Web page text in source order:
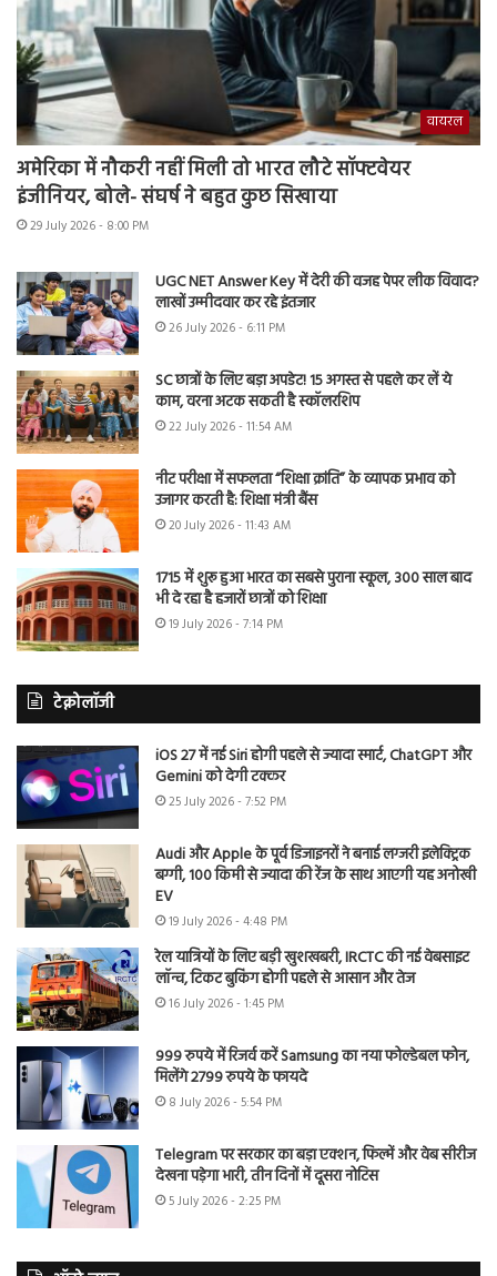
वायरल
अमेरिका में नौकरी नहीं मिली तो भारत लौटे सॉफ्टवेयर
इंजीनियर, बोले- संघर्ष ने बहुत कुछ सिखाया
29 July 2026 - 8:00 PM
UGC NET Answer Key में देरी की वजह पेपर लीक विवाद?
लाखों उम्मीदवार कर रहे इंतजार
26 July 2026 - 6:11 PM
SC छात्रों के लिए बड़ा अपडेट! 15 अगस्त से पहले कर लें ये
काम, वरना अटक सकती है स्कॉलरशिप
22 July 2026 - 11:54 AM
नीट परीक्षा में सफलता “शिक्षा क्रांति” के व्यापक प्रभाव को
उजागर करती है: शिक्षा मंत्री बैंस
20 July 2026 - 11:43 AM
1715 में शुरू हुआ भारत का सबसे पुराना स्कूल, 300 साल बाद
भी दे रहा है हजारों छात्रों को शिक्षा
19 July 2026 - 7:14 PM
टेक्नोलॉजी
iOS 27 में नई Siri होगी पहले से ज्यादा स्मार्ट, ChatGPT और
Gemini को देगी टक्कर
25 July 2026 - 7:52 PM
Audi और Apple के पूर्व डिजाइनरों ने बनाई लग्जरी इलेक्ट्रिक
बग्गी, 100 किमी से ज्यादा की रेंज के साथ आएगी यह अनोखी
EV
19 July 2026 - 4:48 PM
रेल यात्रियों के लिए बड़ी खुशखबरी, IRCTC की नई वेबसाइट
लॉन्च, टिकट बुकिंग होगी पहले से आसान और तेज
16 July 2026 - 1:45 PM
999 रुपये में रिजर्व करें Samsung का नया फोल्डेबल फोन,
मिलेंगे 2799 रुपये के फायदे
8 July 2026 - 5:54 PM
Telegram पर सरकार का बड़ा एक्शन, फिल्में और वेब सीरीज
देखना पड़ेगा भारी, तीन दिनों में दूसरा नोटिस
5 July 2026 - 2:25 PM